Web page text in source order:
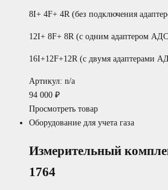
8I+ 4F+ 4R (без подключения
12I+ 8F+ 8R (с одним адаптером
16I+12F+12R (с двумя адаптерами
Артикул: n/a
94 000 ₽
Просмотреть товар
Оборудование для учета газа
Измерительный
1764